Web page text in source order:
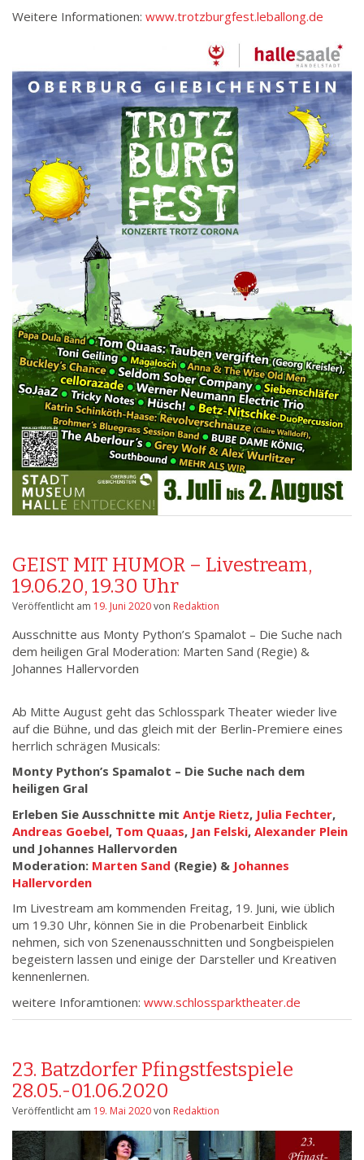
Weitere Informationen: www.trotzburgfest.leballong.de
GEIST MIT HUMOR – Livestream,
19.06.20, 19.30 Uhr
Veröffentlicht am 19. Juni 2020von Redaktion
Ausschnitte aus Monty Python’s Spamalot – Die Suche nach
dem heiligen Gral Moderation: Marten Sand (Regie) &
Johannes Hallervorden
Ab Mitte August geht das Schlosspark Theater wieder live
auf die Bühne, und das gleich mit der Berlin-Premiere eines
herrlich schrägen Musicals:
Monty Python’s Spamalot – Die Suche nach dem
heiligen Gral
Erleben Sie Ausschnitte mit Antje Rietz, Julia Fechter,
Andreas Goebel, Tom Quaas, Jan Felski, Alexander Plein
und Johannes Hallervorden
Moderation: Marten Sand (Regie) & Johannes
Hallervorden
Im Livestream am kommenden Freitag, 19. Juni, wie üblich
um 19.30 Uhr, können Sie in die Probenarbeit Einblick
nehmen, sich von Szenenausschnitten und Songbeispielen
begeistern lassen und einige der Darsteller und Kreativen
kennenlernen.
weitere Inforamtionen: www.schlossparktheater.de
23. Batzdorfer Pfingstfestspiele
28.05.-01.06.2020
Veröffentlicht am 19. Mai 2020von Redaktion